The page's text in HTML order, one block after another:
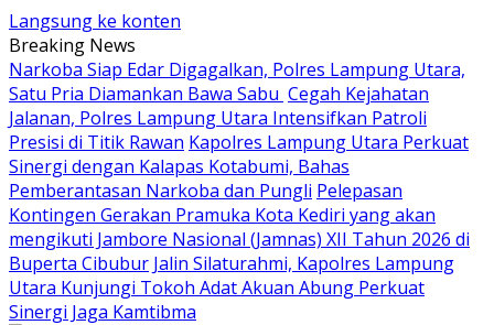
Langsung ke konten
Breaking News
Narkoba Siap Edar Digagalkan, Polres Lampung Utara,
Satu Pria Diamankan Bawa Sabu Cegah Kejahatan
Jalanan, Polres Lampung Utara Intensifkan Patroli
Presisi di Titik Rawan Kapolres Lampung Utara Perkuat
Sinergi dengan Kalapas Kotabumi, Bahas
Pemberantasan Narkoba dan Pungli Pelepasan
Kontingen Gerakan Pramuka Kota Kediri yang akan
mengikuti Jambore Nasional (Jamnas) XII Tahun 2026 di
Buperta Cibubur Jalin Silaturahmi, Kapolres Lampung
Utara Kunjungi Tokoh Adat Akuan Abung Perkuat
Sinergi Jaga Kamtibma